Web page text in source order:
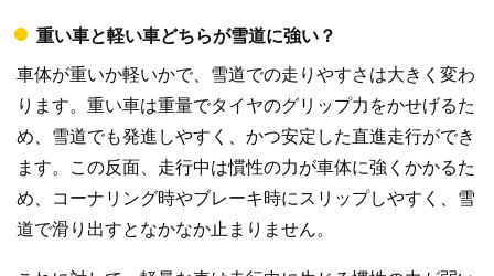
重い車と軽い車どちらが雪道に強い？
車体が重いか軽いかで、雪道での走りやすさは大きく変わ
ります。重い車は重量でタイヤのグリップ力をかせげるた
め、雪道でも発進しやすく、かつ安定した直進走行ができ
ます。この反面、走行中は慣性の力が車体に強くかかるた
め、コーナリング時やブレーキ時にスリップしやすく、雪
道で滑り出すとなかなか止まりません。